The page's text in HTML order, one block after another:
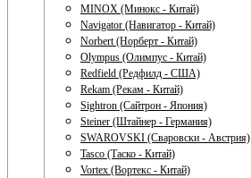
MINOX (Минокс - Китай)
Navigator (Навигатор - Китай)
Norbert (Норберт - Китай)
Olympus (Олимпус - Китай)
Redfield (Редфилд - США)
Rekam (Рекам - Китай)
Sightron (Сайтрон - Япония)
Steiner (Штайнер - Германия)
SWAROVSKI (Сваровски - Австрия)
Tasco (Таско - Китай)
Vortex (Вортекс - Китай)